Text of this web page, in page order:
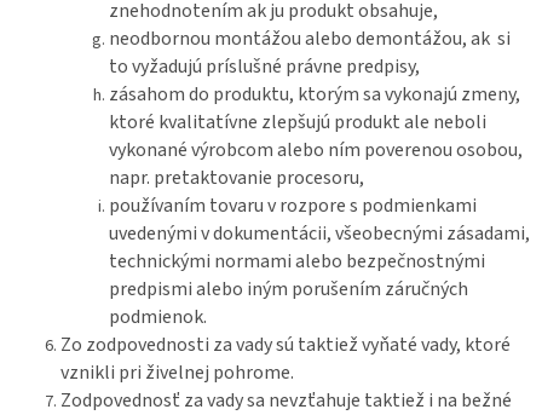
znehodnotením ak ju produkt obsahuje,
neodbornou montážou alebo demontážou, ak si
to vyžadujú príslušné právne predpisy,
zásahom do produktu, ktorým sa vykonajú zmeny,
ktoré kvalitatívne zlepšujú produkt ale neboli
vykonané výrobcom alebo ním poverenou osobou,
napr. pretaktovanie procesoru,
používaním tovaru v rozpore s podmienkami
uvedenými v dokumentácii, všeobecnými zásadami,
technickými normami alebo bezpečnostnými
predpismi alebo iným porušením záručných
podmienok.
Zo zodpovednosti za vady sú taktiež vyňaté vady, ktoré
vznikli pri živelnej pohrome.
Zodpovednosť za vady sa nevzťahuje taktiež i na bežné